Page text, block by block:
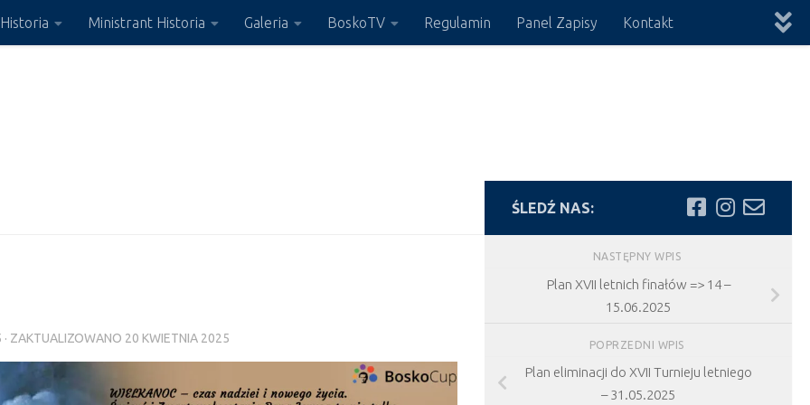
Ministrant Historia Galeria BoskoTV Regulamin Panel Zapisy Kontakt
· ZAKTUALIZOWANO 20 KWIETNIA 2025
ŚLEDŹ NAS:
NASTĘPNY WPIS
Plan XVII letnich finałów => 14 –
15.06.2025
POPRZEDNI WPIS
Plan eliminacji do XVII Turnieju letniego
– 31.05.2025